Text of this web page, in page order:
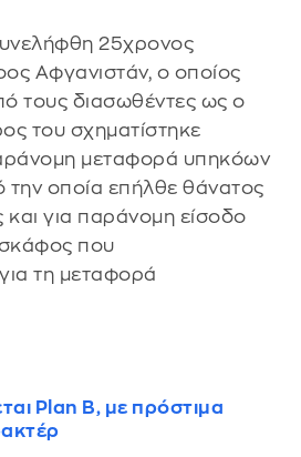
25χρονος
Αφγανιστάν, ο οποίος
τους διασωθέντες ως ο
του σχηματίστηκε
μεταφορά υπηκόων
οποία επήλθε θάνατος
για παράνομη είσοδο
που
τη μεταφορά
Plan B, με πρόστιμα